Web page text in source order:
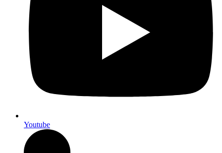
Youtube